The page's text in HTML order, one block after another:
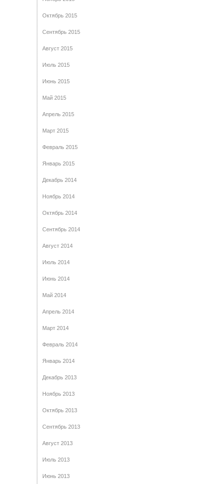
Октябрь 2015
Сентябрь 2015
Август 2015
Июль 2015
Июнь 2015
Май 2015
Апрель 2015
Март 2015
Февраль 2015
Январь 2015
Декабрь 2014
Ноябрь 2014
Октябрь 2014
Сентябрь 2014
Август 2014
Июль 2014
Июнь 2014
Май 2014
Апрель 2014
Март 2014
Февраль 2014
Январь 2014
Декабрь 2013
Ноябрь 2013
Октябрь 2013
Сентябрь 2013
Август 2013
Июль 2013
Июнь 2013